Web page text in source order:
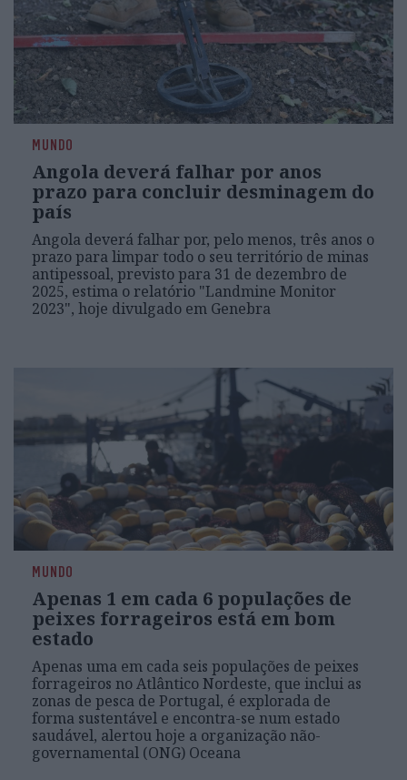
MUNDO
Angola deverá falhar por anos
prazo para concluir desminagem do
país
Angola deverá falhar por, pelo menos, três anos o
prazo para limpar todo o seu território de minas
antipessoal, previsto para 31 de dezembro de
2025, estima o relatório "Landmine Monitor
2023", hoje divulgado em Genebra
MUNDO
Apenas 1 em cada 6 populações de
peixes forrageiros está em bom
estado
Apenas uma em cada seis populações de peixes
forrageiros no Atlântico Nordeste, que inclui as
zonas de pesca de Portugal, é explorada de
forma sustentável e encontra-se num estado
saudável, alertou hoje a organização não-
governamental (ONG) Oceana